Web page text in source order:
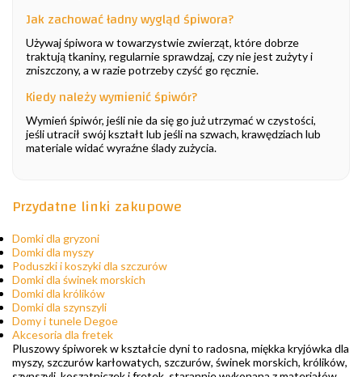
Jak zachować ładny wygląd śpiwora?
Używaj śpiwora w towarzystwie zwierząt, które dobrze
traktują tkaniny, regularnie sprawdzaj, czy nie jest zużyty i
zniszczony, a w razie potrzeby czyść go ręcznie.
Kiedy należy wymienić śpiwór?
Wymień śpiwór, jeśli nie da się go już utrzymać w czystości,
jeśli utracił swój kształt lub jeśli na szwach, krawędziach lub
materiale widać wyraźne ślady zużycia.
Przydatne linki zakupowe
Domki dla gryzoni
Domki dla myszy
Poduszki i koszyki dla szczurów
Domki dla świnek morskich
Domki dla królików
Domki dla szynszyli
Domy i tunele Degoe
Akcesoria dla fretek
Pluszowy śpiworek w kształcie dyni to radosna, miękka kryjówka dla
myszy, szczurów karłowatych, szczurów, świnek morskich, królików,